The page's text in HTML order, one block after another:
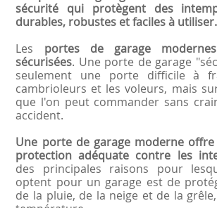
sécurité qui protègent des
durables, robustes et faciles à utiliser.
Les portes de garage
sécurisées. Une porte de garage
seulement une porte difficile à
cambrioleurs et les voleurs, mais
que l'on peut commander sans
accident.
Une porte de garage moderne
protection adéquate contre les
des principales raisons pour
optent pour un garage est de
de la pluie, de la neige et de la